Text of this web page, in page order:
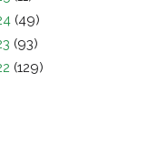
(49)
(93)
(129)